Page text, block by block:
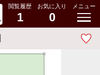
閲覧履歴
1
お気に入り
0
メニュー